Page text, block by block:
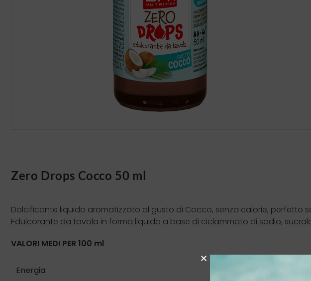
Zero Drops Cocco 50 ml
Dolcificante liquido aromatizzato al gusto di Cocco, senza calorie, perfetto
Edulcorante da tavola in forma liquida a base di ciclammato di sodio,
VALORI MEDI PER 100 ml
Energia